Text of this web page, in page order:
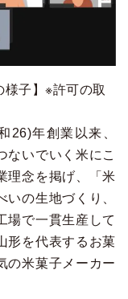
許可の取
26)年創業以来、
ないでいく米にこ
理念を掲げ、「米
の生地づくり、
場で一貫生産して
形を代表するお菓
の米菓子メーカー